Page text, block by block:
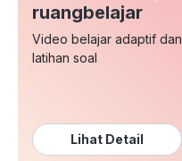
ruangbelajar
Video belajar adaptif dan
latihan soal
Lihat Detail